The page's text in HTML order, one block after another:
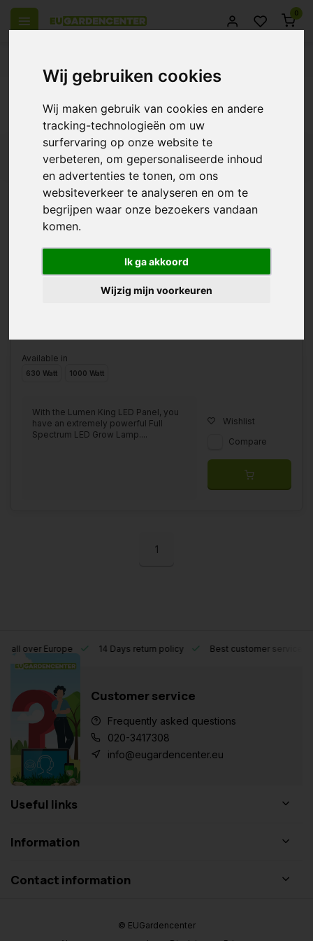
Wij gebruiken cookies
Wij maken gebruik van cookies en andere
tracking-technologieën om uw
surfervaring op onze website te
verbeteren, om gepersonaliseerde inhoud
en advertenties te tonen, om ons
websiteverkeer te analyseren en om te
begrijpen waar onze bezoekers vandaan
komen.
Ik ga akkoord
Wijzig mijn voorkeuren
0
Products tagged with lumen king
€759,00
Available in
630 Watt 1000 Watt
With the Lumen King LED Panel, you
have an extremely powerful Full
Spectrum LED Grow Lamp....
Wishlist
Compare
1
over Europe 14 Days return policy Best customer service
Customer service
Frequently asked questions
020-3417308
info@eugardencenter.eu
Useful links
Information
Contact information
© EUGardencenter